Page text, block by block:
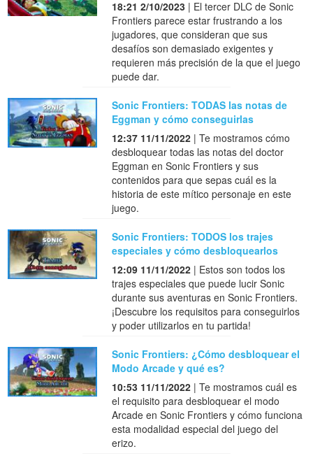
18:21 2/10/2023 | El tercer DLC de Sonic
Frontiers parece estar frustrando a los
jugadores, que consideran que sus
desafíos son demasiado exigentes y
requieren más precisión de la que el juego
puede dar.
Sonic Frontiers: TODAS las notas de
Eggman y cómo conseguirlas
12:37 11/11/2022 | Te mostramos cómo
desbloquear todas las notas del doctor
Eggman en Sonic Frontiers y sus
contenidos para que sepas cuál es la
historia de este mítico personaje en este
juego.
Sonic Frontiers: TODOS los trajes
especiales y cómo desbloquearlos
12:09 11/11/2022 | Estos son todos los
trajes especiales que puede lucir Sonic
durante sus aventuras en Sonic Frontiers.
¡Descubre los requisitos para conseguirlos
y poder utilizarlos en tu partida!
Sonic Frontiers: ¿Cómo desbloquear el
Modo Arcade y qué es?
10:53 11/11/2022 | Te mostramos cuál es
el requisito para desbloquear el modo
Arcade en Sonic Frontiers y cómo funciona
esta modalidad especial del juego del
erizo.